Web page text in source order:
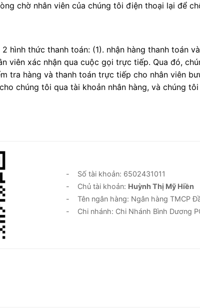
chờ nhân viên của chúng tôi điện thoại lại để
hình thức thanh toán: (1). nhận hàng thanh toán
viên xác nhận qua cuộc gọi trực tiếp. Qua đó,
tra hàng và thanh toán trực tiếp cho nhân viên
chúng tôi qua tài khoản nhân hàng, và chúng
- Số tài khoản: 6502431011
- Chủ tài khoản: Huỳnh Thị Mỹ Hiền
- Tên ngân hàng: Ngân hàng TMCP
- Chi nhánh: Chi Nhánh Bình Dương